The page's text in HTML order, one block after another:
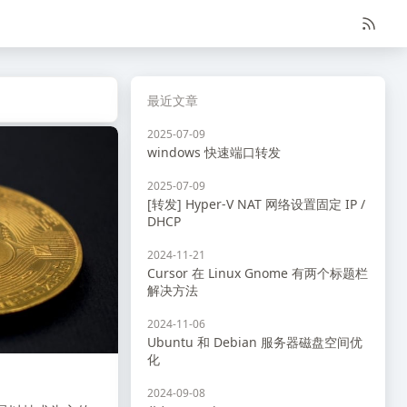
最近文章
2025-07-09
windows 快速端口转发
2025-07-09
[转发] Hyper-V NAT 网络设置固定 IP /
DHCP
2024-11-21
Cursor 在 Linux Gnome 有两个标题栏
解决方法
2024-11-06
Ubuntu 和 Debian 服务器磁盘空间优
化
2024-09-08